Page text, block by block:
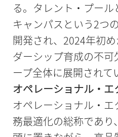
る。タレント・プール
キャンパスという2つ
開発され、2024年初
ダーシップ育成の不
ープ全体に展開されて
オペレーショナル・エ
オペレーショナル・
務最適化の総称であ